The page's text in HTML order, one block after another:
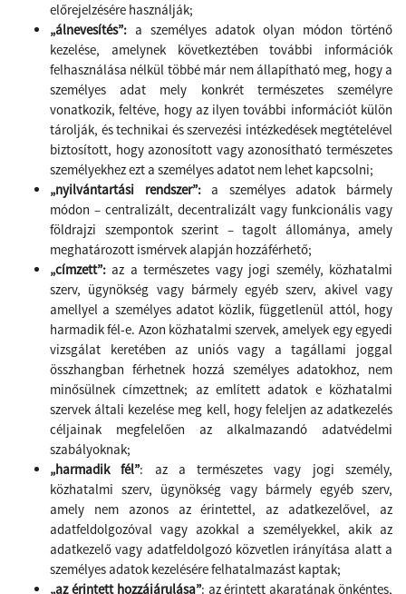
előrejelzésére használják;
„álnevesítés”: a személyes adatok olyan módon történő
kezelése, amelynek következtében további információk
felhasználása nélkül többé már nem állapítható meg, hogy a
személyes adat mely konkrét természetes személyre
vonatkozik, feltéve, hogy az ilyen további információt külön
tárolják, és technikai és szervezési intézkedések megtételével
biztosított, hogy azonosított vagy azonosítható természetes
személyekhez ezt a személyes adatot nem lehet kapcsolni;
„nyilvántartási rendszer”:a személyes adatok bármely
módon – centralizált, decentralizált vagy funkcionális vagy
földrajzi szempontok szerint – tagolt állománya, amely
meghatározott ismérvek alapján hozzáférhető;
„címzett”: az a természetes vagy jogi személy, közhatalmi
szerv, ügynökség vagy bármely egyéb szerv, akivel vagy
amellyel a személyes adatot közlik, függetlenül attól, hogy
harmadik fél-e. Azon közhatalmi szervek, amelyek egy egyedi
vizsgálat keretében az uniós vagy a tagállami joggal
összhangban férhetnek hozzá személyes adatokhoz, nem
minősülnek címzettnek; az említett adatok e közhatalmi
szervek általi kezelése meg kell, hogy feleljen az adatkezelés
céljainak megfelelően az alkalmazandó adatvédelmi
szabályoknak;
„harmadik fél”: az a természetes vagy jogi személy,
közhatalmi szerv, ügynökség vagy bármely egyéb szerv,
amely nem azonos az érintettel, az adatkezelővel, az
adatfeldolgozóval vagy azokkal a személyekkel, akik az
adatkezelő vagy adatfeldolgozó közvetlen irányítása alatt a
személyes adatok kezelésére felhatalmazást kaptak;
„az érintett hozzájárulása”: az érintett akaratának önkéntes,